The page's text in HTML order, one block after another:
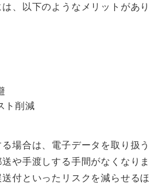
、以下のようなメリットがあり
ト削減
場合は、電子データを取り扱う
や手渡しする手間がなくなりま
付といったリスクを減らせるほ